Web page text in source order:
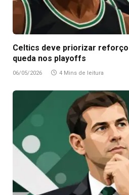
Celtics deve priorizar
queda nos playoffs
06/05/2026 4 Mins de leitura